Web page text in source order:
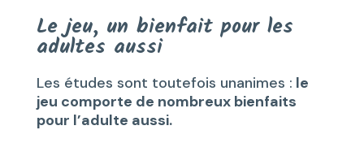
Le jeu, un bienfait pour les
adultes aussi
Les études sont toutefois unanimes : le
jeu comporte de nombreux bienfaits
pour l’adulte aussi.